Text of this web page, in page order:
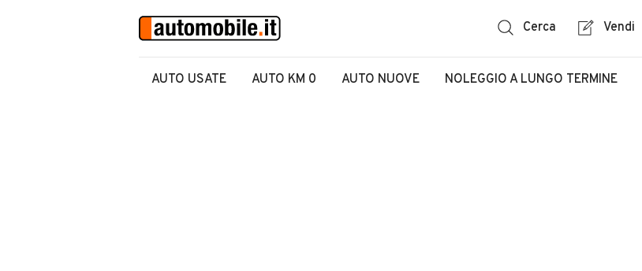
Cerca Vendi
AUTO USATE AUTO KM 0 AUTO NUOVE NOLEGGIO A LUNGO TERMINE